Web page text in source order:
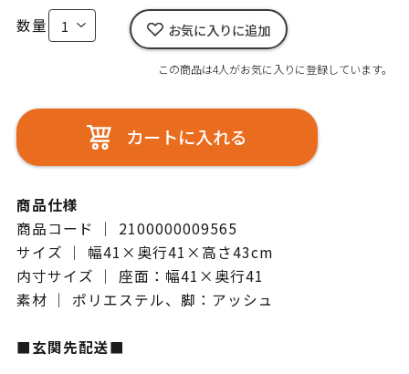
数量 お気に入りに追加
この商品は4人がお気に入りに登録しています。
カートに入れる
商品仕様
商品コード ｜ 2100000009565
サイズ ｜ 幅41×奥行41×高さ43cm
内寸サイズ ｜ 座面：幅41×奥行41
素材 ｜ ポリエステル、脚：アッシュ
■玄関先配送■